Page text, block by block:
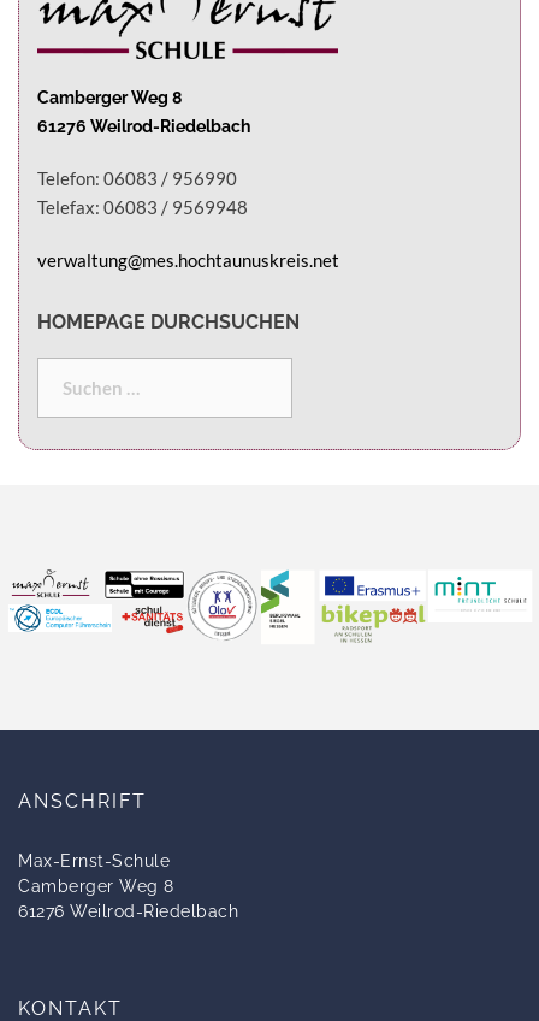
Camberger Weg 8
61276 Weilrod-Riedelbach
Telefon: 06083 / 956990
Telefax: 06083 / 9569948
verwaltung@mes.hochtaunuskreis.net
HOMEPAGE DURCHSUCHEN
ANSCHRIFT
Max-Ernst-Schule
Camberger Weg 8
61276 Weilrod-Riedelbach
KONTAKT